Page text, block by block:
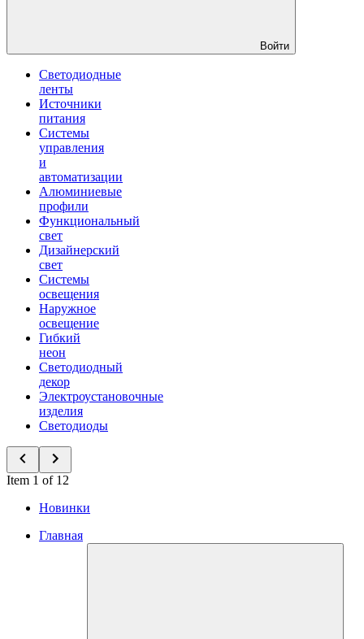
Войти
Светодиодные
ленты
Источники
питания
Системы
управления
и
автоматизации
Алюминиевые
профили
Функциональный
свет
Дизайнерский
свет
Системы
освещения
Наружное
освещение
Гибкий
неон
Светодиодный
декор
Электроустановочные
изделия
Светодиоды
Item 1 of 12
Новинки
Главная